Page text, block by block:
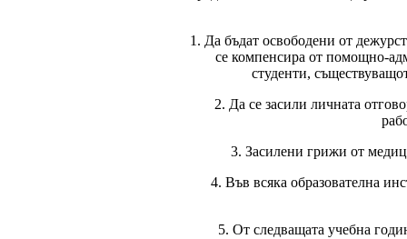
1. Да бъдат освободени от
се компенсира от помощно-
студенти,
2. Да се засили личната
3. Засилени грижи от
4. Във всяка образователна
5. От следващата учебна